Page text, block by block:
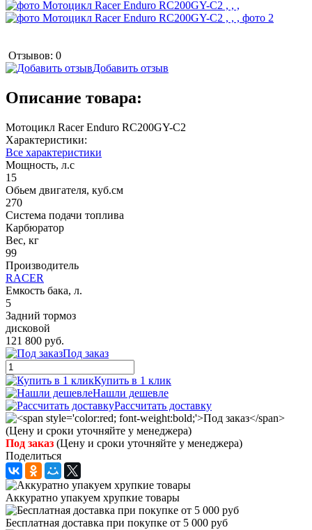
Отзывов: 0
Добавить отзыв
Описание товара:
Мотоцикл Racer Enduro RC200GY-C2
Характеристики:
Все характеристики
Мощность, л.с
15
Обьем двигателя, куб.см
270
Система подачи топлива
Карбюратор
Вес, кг
99
Производитель
RACER
Емкость бака, л.
5
Задний тормоз
дисковой
121 800 руб.
Под заказ
Купить в 1 клик
Нашли дешевле
Рассчитать доставку
Под заказ (Цену и сроки уточняйте у менеджера)
Поделиться
Аккуратно упакуем хрупкие товары
Бесплатная доставка при покупке от 5 000 руб